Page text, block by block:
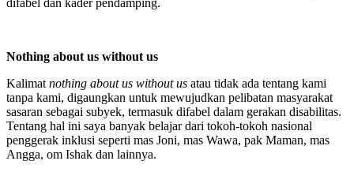
difabel dan kader pendamping.
Nothing about us without us
Kalimat nothing about us without us atau tidak ada tentang kami
tanpa kami, digaungkan untuk mewujudkan pelibatan masyarakat
sasaran sebagai subyek, termasuk difabel dalam gerakan disabilitas.
Tentang hal ini saya banyak belajar dari tokoh-tokoh nasional
penggerak inklusi seperti mas Joni, mas Wawa, pak Maman, mas
Angga, om Ishak dan lainnya.